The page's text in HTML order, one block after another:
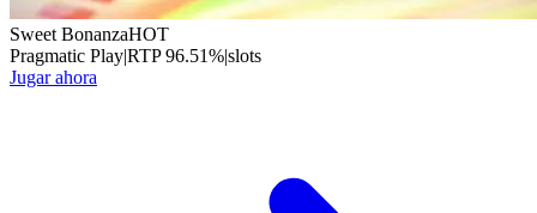
Sweet BonanzaHOT
Pragmatic Play|RTP96.51%|slots
Jugar ahora